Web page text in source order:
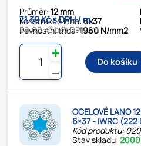
Průměr:12 mm
Konstrukce lana:6x37
Pevnostní třída:1960 N/mm2
71.39 Kč s DPH / m
59.00 Kč bez DPH / m
⚊
✚
Do košíku
OCELOVÉ LANO
6×37 - IWRC (222
Kód produktu:
Stav skladu: